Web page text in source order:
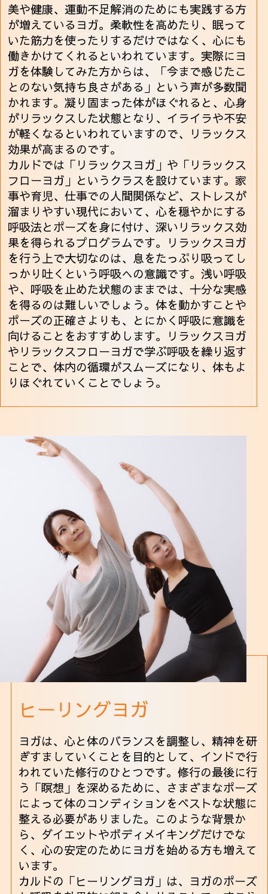
美や健康、運動不足解消のためにも実践する方
が増えているヨガ。柔軟性を高めたり、眠って
いた筋力を使ったりするだけではなく、心にも
働きかけてくれるといわれています。実際にヨ
ガを体験してみた方からは、「今まで感じたこ
とのない気持ち良さがある」という声が多数聞
かれます。凝り固まった体がほぐれると、心身
がリラックスした状態となり、イライラや不安
が軽くなるといわれていますので、リラックス
効果が高まるのです。
カルドでは「リラックスヨガ」や「リラックス
フローヨガ」というクラスを設けています。家
事や育児、仕事での人間関係など、ストレスが
溜まりやすい現代において、心を穏やかにする
呼吸法とポーズを身に付け、深いリラックス効
果を得られるプログラムです。リラックスヨガ
を行う上で大切なのは、息をたっぷり吸ってし
っかり吐くという呼吸への意識です。浅い呼吸
や、呼吸を止めた状態のままでは、十分な実感
を得るのは難しいでしょう。体を動かすことや
ポーズの正確さよりも、とにかく呼吸に意識を
向けることをおすすめします。リラックスヨガ
やリラックスフローヨガで学ぶ呼吸を繰り返す
ことで、体内の循環がスムーズになり、体もよ
りほぐれていくことでしょう。
ヒーリングヨガ
ヨガは、心と体のバランスを調整し、精神を研
ぎすましていくことを目的として、インドで行
われていた修行のひとつです。修行の最後に行
う「瞑想」を深めるために、さまざまなポーズ
によって体のコンディションをベストな状態に
整える必要がありました。このような背景か
ら、ダイエットやボディメイキングだけでな
く、心の安定のためにヨガを始める方も増えて
います。
カルドの「ヒーリングヨガ」は、ヨガのポーズ